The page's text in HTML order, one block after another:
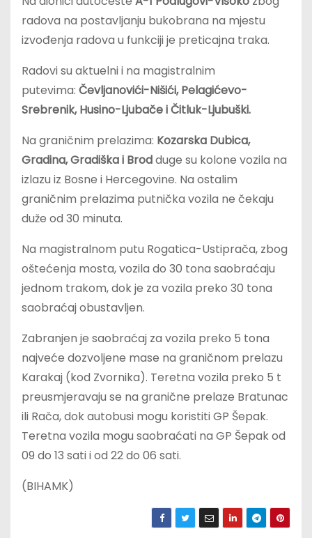
radova na postavljanju bukobrana na mjestu
izvođenja radova u funkciji je preticajna traka.
Radovi su aktuelni i na magistralnim
putevima: Čevljanovići-Nišići, Pelagićevo-
Srebrenik, Husino-Ljubače i Čitluk-Ljubuški.
Na graničnim prelazima: Kozarska Dubica,
Gradina, Gradiška i Brodduge su kolone vozila na
izlazu iz Bosne i Hercegovine. Na ostalim
graničnim prelazima putnička vozila ne čekaju
duže od 30 minuta.
Na magistralnom putu Rogatica-Ustiprača, zbog
oštećenja mosta, vozila do 30 tona saobraćaju
jednom trakom, dok je za vozila preko 30 tona
saobraćaj obustavljen.
Zabranjen je saobraćaj za vozila preko 5 tona
najveće dozvoljene mase na graničnom prelazu
Karakaj (kod Zvornika). Teretna vozila preko 5 t
preusmjeravaju se na granične prelaze Bratunac
ili Rača, dok autobusi mogu koristiti GP Šepak.
Teretna vozila mogu saobraćati na GP Šepak od
09 do 13 sati i od 22 do 06 sati.
(BIHAMK)